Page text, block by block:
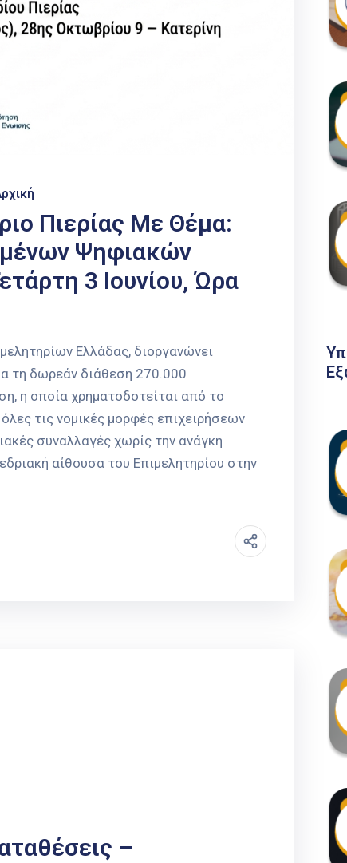
Πιερίας Με Θέμα:
Ψηφιακών
3 Ιουνίου, Ώρα
Ελλάδας, διοργανώνει
τη δωρεάν διάθεση 270.000
η οποία χρηματοδοτείται από το
τις νομικές μορφές επιχειρήσεων
συναλλαγές χωρίς την ανάγκη
αίθουσα του Επιμελητηρίου στην
–